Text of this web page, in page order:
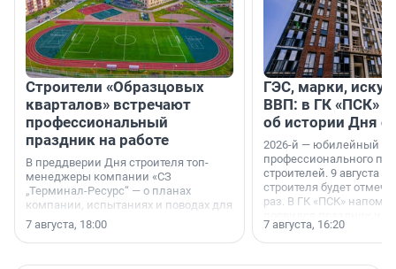
Строители «Образцовых
кварталов» встречают
профессиональный
праздник на работе
В преддверии Дня строителя топ-
менеджеры компании «СЗ
„Терминал-Ресурс“ — о планах
компании, испытаниях и поводах для
осторожного оптимизма.
7 августа, 18:00
ГЭС, марки,
ВВП: в ГК «ПСК»
об истории Дня
2026-й — юбилейный
профессионального
строителей. 9 августа
строителя будет
раз. В ГК «ПСК»
поменялась роль
7 августа, 16:20